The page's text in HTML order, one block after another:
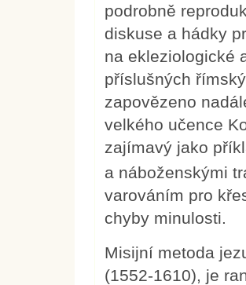
podrobně
diskuse a hádky
na ekleziologické
příslušných
zapovězeno
velkého učence
zajímavý jako
a náboženskými
varováním pro
chyby minulosti.
Misijní metoda
(1552-1610), je